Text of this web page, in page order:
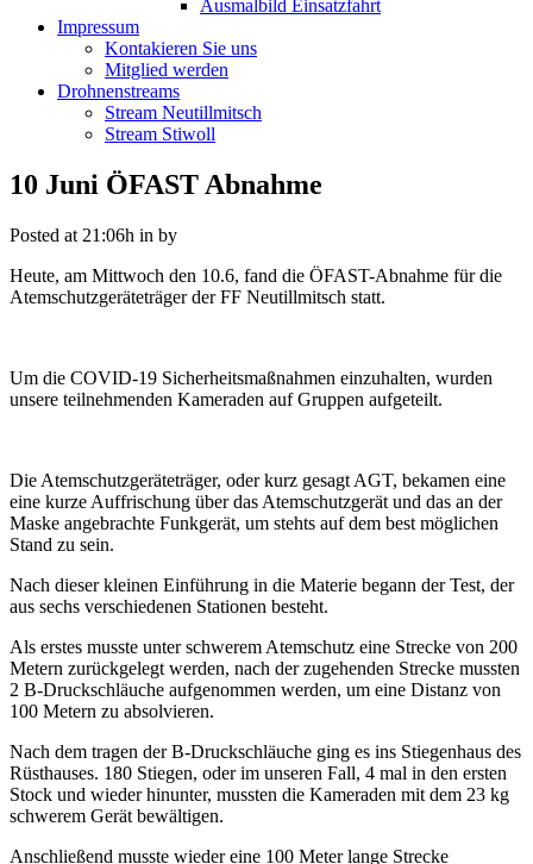
Ausmalbild Einsatzfahrt
Impressum
Kontakieren Sie uns
Mitglied werden
Drohnenstreams
Stream Neutillmitsch
Stream Stiwoll
10 Juni ÖFAST Abnahme
Posted at 21:06h in by
Heute, am Mittwoch den 10.6, fand die ÖFAST-Abnahme für die
Atemschutzgeräteträger der FF Neutillmitsch statt.
Um die COVID-19 Sicherheitsmaßnahmen einzuhalten, wurden
unsere teilnehmenden Kameraden auf Gruppen aufgeteilt.
Die Atemschutzgeräteträger, oder kurz gesagt AGT, bekamen eine
eine kurze Auffrischung über das Atemschutzgerät und das an der
Maske angebrachte Funkgerät, um stehts auf dem best möglichen
Stand zu sein.
Nach dieser kleinen Einführung in die Materie begann der Test, der
aus sechs verschiedenen Stationen besteht.
Als erstes musste unter schwerem Atemschutz eine Strecke von 200
Metern zurückgelegt werden, nach der zugehenden Strecke mussten
2 B-Druckschläuche aufgenommen werden, um eine Distanz von
100 Metern zu absolvieren.
Nach dem tragen der B-Druckschläuche ging es ins Stiegenhaus des
Rüsthauses. 180 Stiegen, oder im unseren Fall, 4 mal in den ersten
Stock und wieder hinunter, mussten die Kameraden mit dem 23 kg
schwerem Gerät bewältigen.
Anschließend musste wieder eine 100 Meter lange Strecke